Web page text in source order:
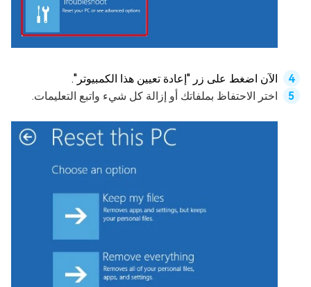
الآن اضغط على زر "إعادة تعيين هذا الكمبيوتر".
اختر الاحتفاظ بملفاتك أو إزالة كل شيء واتبع التعليمات.